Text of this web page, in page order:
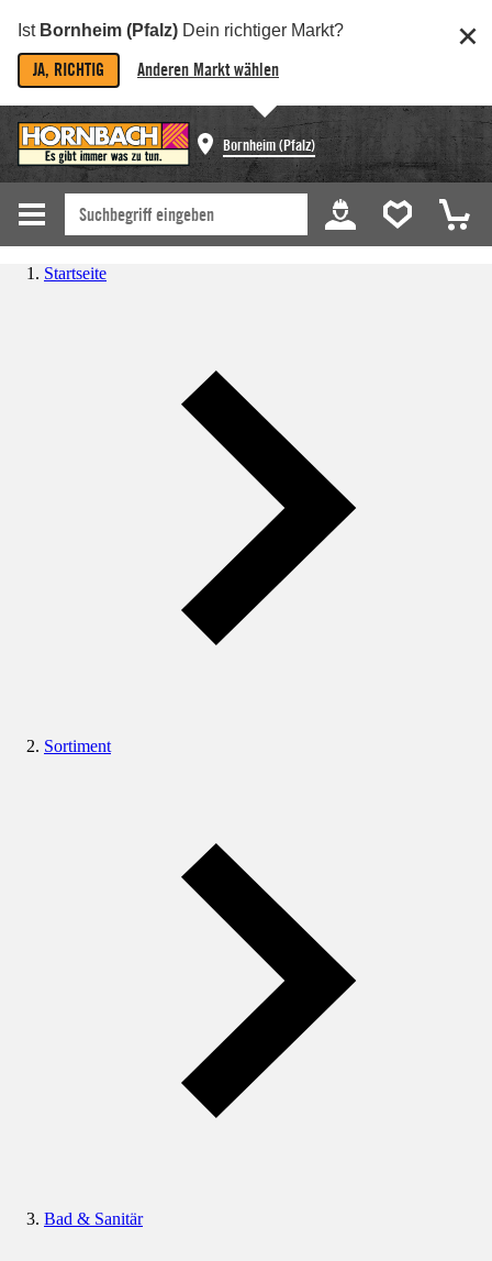
Ist Bornheim (Pfalz) Dein richtiger Markt?
JA, RICHTIG Anderen Markt wählen
Bornheim (Pfalz)
Startseite
Sortiment
Bad & Sanitär